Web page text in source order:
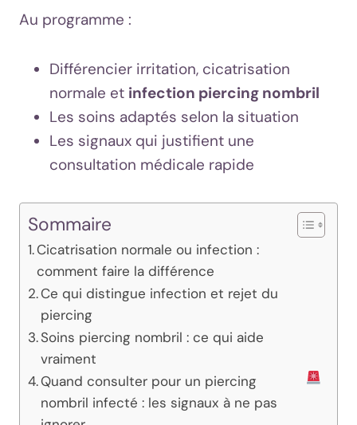
Au programme :
Différencier irritation, cicatrisation
normale et infection piercing nombril
Les soins adaptés selon la situation
Les signaux qui justifient une
consultation médicale rapide
Sommaire
Cicatrisation normale ou infection :
comment faire la différence
Ce qui distingue infection et rejet du
piercing
Soins piercing nombril : ce qui aide
vraiment
Quand consulter pour un piercing
nombril infecté : les signaux à ne pas